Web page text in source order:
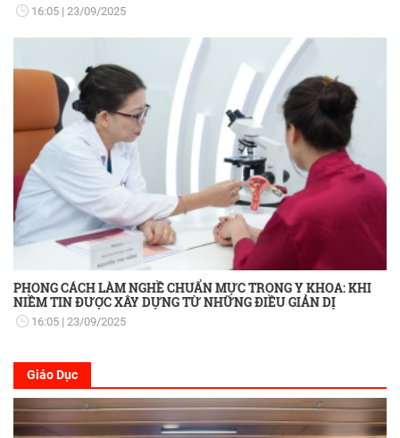
16:05 23/09/2025
PHONG CÁCH LÀM NGHỀ CHUẨN MỰC TRONG Y KHOA: KHI
NIỀM TIN ĐƯỢC XÂY DỰNG TỪ NHỮNG ĐIỀU GIẢN DỊ
16:05 23/09/2025
Giáo Dục